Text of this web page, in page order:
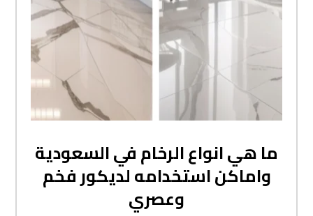
ما هي انواع الرخام في السعودية
واماكن استخدامه لديكور فخم
وعصري